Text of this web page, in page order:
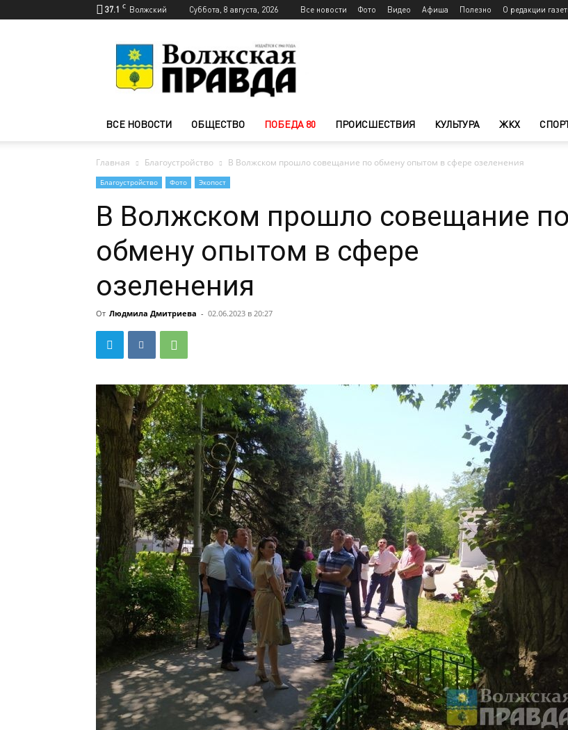
37.1 C Волжский Суббота, 8 августа, 2026 Все новости Фото Видео Афиша Полезно О редакции
Волжского
—
Волжская
ВСЕ НОВОСТИ ОБЩЕСТВО ПОБЕДА 80 ПРОИСШЕСТВИЯ КУЛЬТУРА ЖКХ
Главная Благоустройство В Волжском прошло совещание по обмену опытом в сфере озеленения
Благоустройство Фото Экопост
В Волжском прошло совещание по
обмену опытом в сфере
озеленения
От Людмила Дмитриева - 02.06.2023 в 20:27